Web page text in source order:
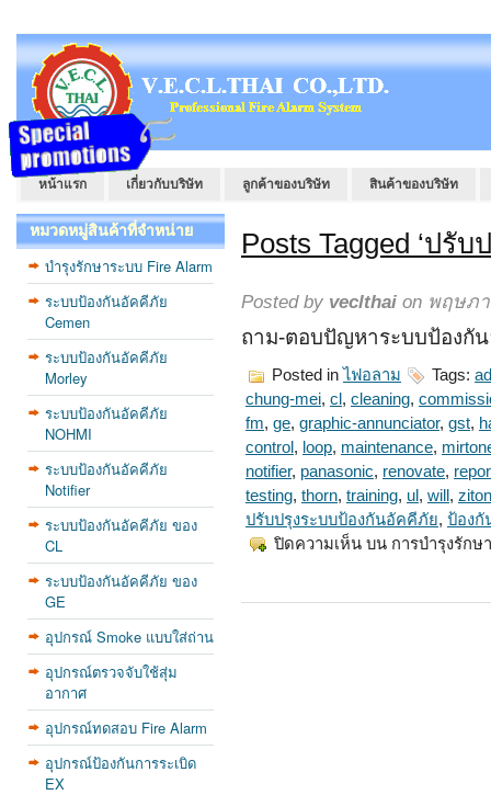
หน้าแรก เกี่ยวกับบริษัท ลูกค้าของบริษัท สินค้าของบริษัท
หมวดหมู่สินค้าที่จำหน่าย
บำรุงรักษาระบบ Fire Alarm
ระบบป้องกันอัคคีภัย
Cemen
ระบบป้องกันอัคคีภัย
Morley
ระบบป้องกันอัคคีภัย
NOHMI
ระบบป้องกันอัคคีภัย
Notifier
ระบบป้องกันอัคคีภัย ของ
CL
ระบบป้องกันอัคคีภัย ของ
GE
อุปกรณ์ Smoke แบบใส่ถ่าน
อุปกรณ์ตรวจจับใช้สุ่ม
อากาศ
อุปกรณ์ทดสอบ Fire Alarm
อุปกรณ์ป้องกันการระเบิด
EX
Posts Tagged ‘ปรั
Posted by veclthai on พฤษภา
ถาม-ตอบปัญหาระบบป้องกั
Posted in ไฟอลาม Tags:
chung-mei, cl , cleaning,
fm, ge, graphic-annunciator, gst,
control , loop, maintenance,
notifier, panasonic, renovate,
testing, thorn, training, ul , will , ziton
ปรับปรุงระบบป้องกันอัคคีภัย, ป้องกั
ปิดความเห็น บน การบำรุงรักษ